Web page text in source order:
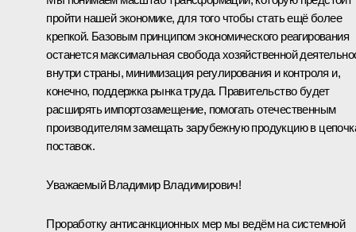
пройти нашей экономике, для того чтобы стать ещё более
крепкой. Базовым принципом экономического реагирования
останется максимальная свобода хозяйственной
внутри страны, минимизация регулирования и контроля и,
конечно, поддержка рынка труда. Правительство будет
расширять импортозамещение, помогать отечественным
производителям замещать зарубежную продукцию в
поставок.
Уважаемый Владимир Владимирович!
Проработку антисанкционных мер мы ведём на системной